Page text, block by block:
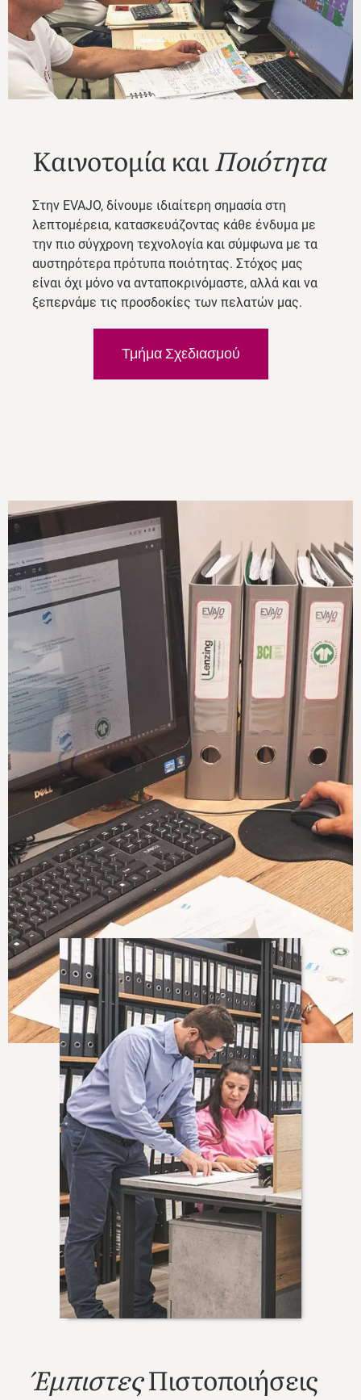
Καινοτομία καιΠοιότητα
Στην EVAJO, δίνουμε ιδιαίτερη σημασία στη
λεπτομέρεια, κατασκευάζοντας κάθε ένδυμα με
την πιο σύγχρονη τεχνολογία και σύμφωνα με τα
αυστηρότερα πρότυπα ποιότητας. Στόχος μας
είναι όχι μόνο να ανταποκρινόμαστε, αλλά και να
ξεπερνάμε τις προσδοκίες των πελατών μας.
Τμήμα Σχεδιασμού
ΈμπιστεςΠιστοποιήσεις